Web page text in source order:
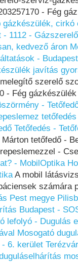
- Fég
gázkészülék,
1112 -
kedvező áron
-
javítás
szerelő
- Fég
-
tetőfedés
Tetőfedés -
Márton tetőfedő -
-
- MobilOptika
A mobil
számára
Pest megye
Budapest -
lefolyó - Dugulás
Mosogató
6. kerület